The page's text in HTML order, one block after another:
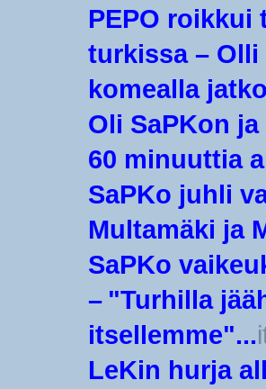
PEPO roikkui
turkissa – Olli
komealla
Oli SaPKon
60 minuuttia
SaPKo juhli
Multamäki ja
SaPKo
– "Turhilla
itsellemme"...
LeKin hurja